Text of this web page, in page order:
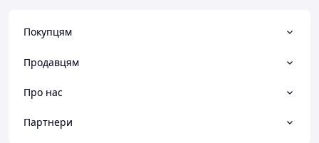
Покупцям
Продавцям
Про нас
Партнери